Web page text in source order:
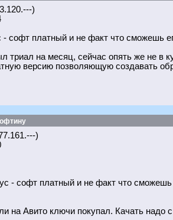
)
софт платный и не факт что сможешь
триал на месяц, сейчас опять же не в
версию позволяющую создавать
)
- софт платный и не факт что сможешь
на Авито ключи покупал. Качать